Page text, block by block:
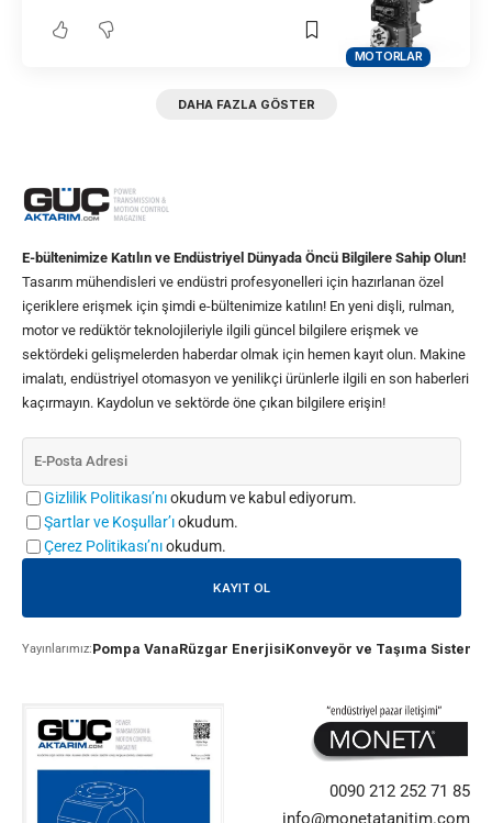
MOTORLAR
DAHA FAZLA GÖSTER
E-bültenimize Katılın ve Endüstriyel Dünyada Öncü Bilgilere Sahip Olun!
Tasarım mühendisleri ve endüstri profesyonelleri için hazırlanan özel
içeriklere erişmek için şimdi e-bültenimize katılın! En yeni dişli, rulman,
motor ve redüktör teknolojileriyle ilgili güncel bilgilere erişmek ve
sektördeki gelişmelerden haberdar olmak için hemen kayıt olun. Makine
imalatı, endüstriyel otomasyon ve yenilikçi ürünlerle ilgili en son haberleri
kaçırmayın. Kaydolun ve sektörde öne çıkan bilgilere erişin!
Gizlilik Politikası’nıokudum ve kabul ediyorum.
Şartlar ve Koşullar’ıokudum.
Çerez Politikası’nıokudum.
Yayınlarımız:Pompa VanaRüzgar EnerjisiKonveyör ve Taşıma
0090 212 252 71 85